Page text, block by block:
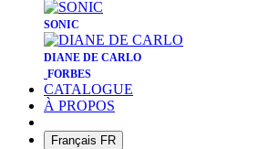
​SONIC
DIANE DE CARLO
FORBES
CATALOGUE
À PROPOS
Français FR